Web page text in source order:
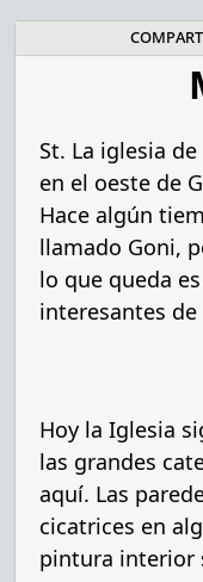
St. La iglesia
en el oeste de
Hace algún
llamado Goni,
lo que queda
interesantes
Hoy la Iglesia
las grandes
aquí. Las
cicatrices en
pintura interior